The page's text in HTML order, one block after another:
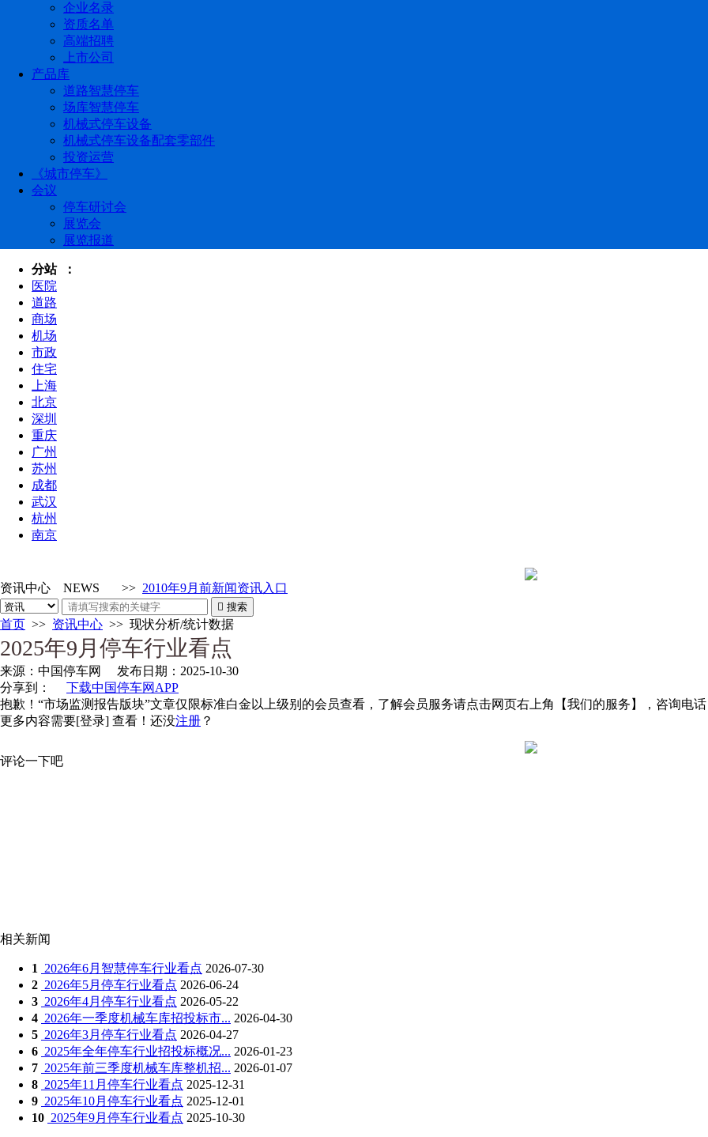
企业名录
资质名单
高端招聘
上市公司
产品库
道路智慧停车
场库智慧停车
机械式停车设备
机械式停车设备配套零部件
投资运营
《城市停车》
会议
停车研讨会
展览会
展览报道
分站 ：
医院
道路
商场
机场
市政
住宅
上海
北京
深圳
重庆
广州
苏州
成都
武汉
杭州
南京
资讯中心 NEWS >> 2010年9月前新闻资讯入口
 搜索
首页 >> 资讯中心 >> 现状分析/统计数据
2025年9月停车行业看点
来源： 中国停车网 发布日期： 2025-10-30
分享到：
下载中国停车网APP
抱歉！“市场监测报告版块”文章仅限标准白金以上级别的会员查看，了解会员服务请点击网页右上角【我们的服务】，咨询电话
更多内容需要[登录] 查看！还没注册 ？
评论一下吧
相关新闻
1 2026年6月智慧停车行业看点 2026-07-30
2 2026年5月停车行业看点 2026-06-24
3 2026年4月停车行业看点 2026-05-22
4 2026年一季度机械车库招投标市... 2026-04-30
5 2026年3月停车行业看点 2026-04-27
6 2025年全年停车行业招投标概况... 2026-01-23
7 2025年前三季度机械车库整机招... 2026-01-07
8 2025年11月停车行业看点 2025-12-31
9 2025年10月停车行业看点 2025-12-01
10 2025年9月停车行业看点 2025-10-30